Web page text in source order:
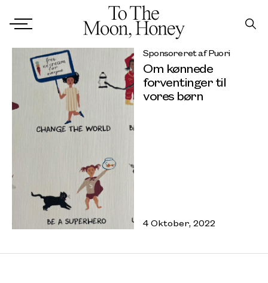
Sponsoreret af Puori
Om kønnede
forventinger til
vores børn
4 Oktober, 2022